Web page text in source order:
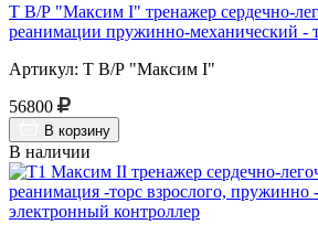
Т В/Р "Максим I" тренажер сердечно-
реанимации пружинно-механический -
Артикул: Т В/Р "Максим I"
56800
В корзину
В наличии